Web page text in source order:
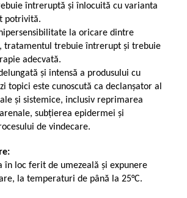
întreruptă și înlocuită cu varianta
potrivită.
la oricare dintre
tratamentul trebuie întrerupt și trebuie
adecvată.
și intensă a produsului cu
topici este cunoscută ca declanșator al
și sistemice, inclusiv reprimarea
subțierea epidermei și
de vindecare.
în loc ferit de umezeală și expunere
la temperaturi de până la 25°C.